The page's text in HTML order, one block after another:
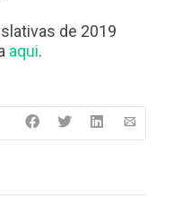
de 2019
aqui.